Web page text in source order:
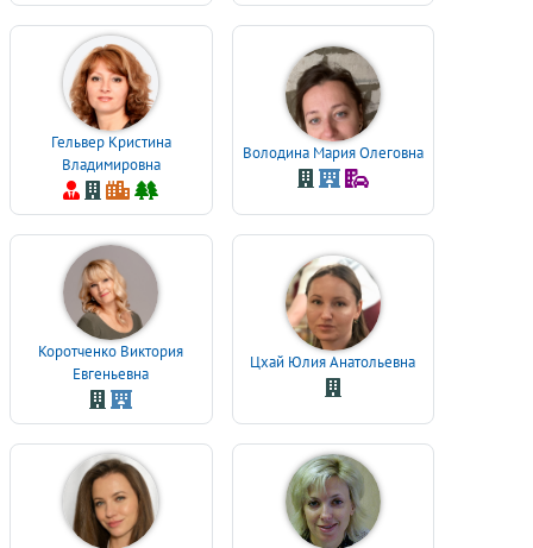
Гельвер Кристина
Владимировна
Володина Мария Олеговна
Коротченко Виктория
Евгеньевна
Цхай Юлия Анатольевна